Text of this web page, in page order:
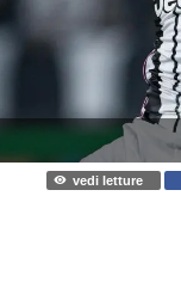
vedi letture